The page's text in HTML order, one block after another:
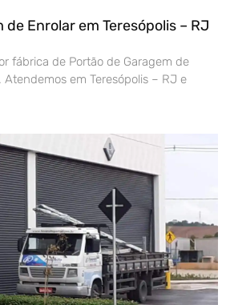
de Enrolar em Teresópolis – RJ
fábrica de Portão de Garagem de
Atendemos em Teresópolis – RJ e